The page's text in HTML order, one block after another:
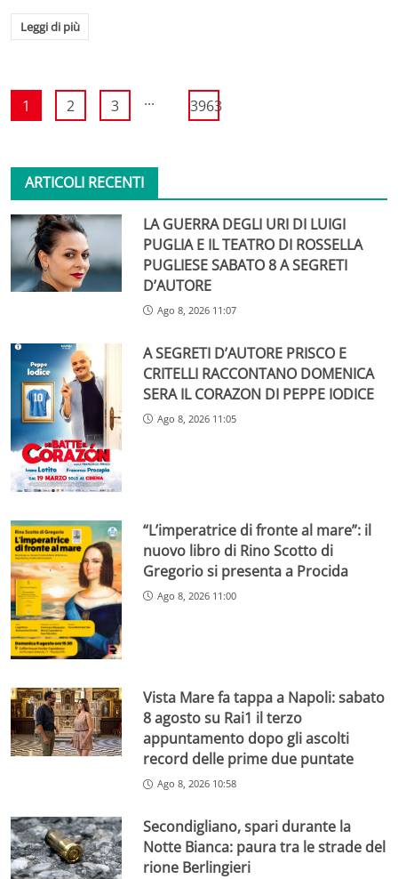
Leggi di più
1 2 3 ... 3963
ARTICOLI RECENTI
LA GUERRA DEGLI URI DI LUIGI
PUGLIA E IL TEATRO DI ROSSELLA
PUGLIESE SABATO 8 A SEGRETI
D’AUTORE
Ago 8, 2026 11:07
A SEGRETI D’AUTORE PRISCO E
CRITELLI RACCONTANO DOMENICA
SERA IL CORAZON DI PEPPE IODICE
Ago 8, 2026 11:05
“L’imperatrice di fronte al mare”: il
nuovo libro di Rino Scotto di
Gregorio si presenta a Procida
Ago 8, 2026 11:00
Vista Mare fa tappa a Napoli: sabato
8 agosto su Rai1 il terzo
appuntamento dopo gli ascolti
record delle prime due puntate
Ago 8, 2026 10:58
Secondigliano, spari durante la
Notte Bianca: paura tra le strade del
rione Berlingieri